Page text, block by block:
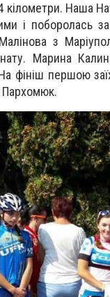
Наша
і поборолась
з
Марина
фініш першою
Пархомюк.